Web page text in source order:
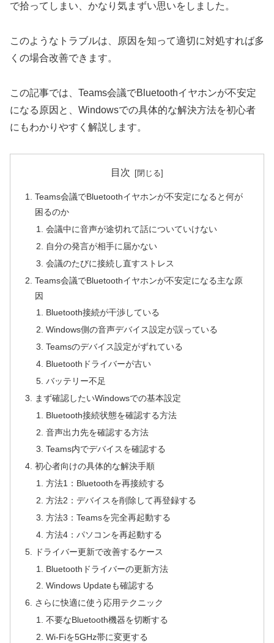
で拾ってしまい、かなり気まずい思いをしました。
このようなトラブルは、原因を知って適切に対処すれば多
くの場合改善できます。
この記事では、Teams会議でBluetoothイヤホンが不安定
になる原因と、Windowsでの具体的な解決方法を初心者
にもわかりやすく解説します。
目次
Teams会議でBluetoothイヤホンが不安定になると何が
困るのか
会議中に音声が途切れて話についていけない
自分の発言が相手に届かない
会議のたびに接続し直すストレス
Teams会議でBluetoothイヤホンが不安定になる主な原
因
Bluetooth接続が干渉している
Windows側の音声デバイス設定が誤っている
Teamsのデバイス設定がずれている
Bluetoothドライバーが古い
バッテリー不足
まず確認したいWindowsでの基本設定
Bluetooth接続状態を確認する方法
音声出力先を確認する方法
Teams内でデバイスを確認する
初心者向けの具体的な解決手順
方法1：Bluetoothを再接続する
方法2：デバイスを削除して再登録する
方法3：Teamsを完全再起動する
方法4：パソコンを再起動する
ドライバー更新で改善するケース
Bluetoothドライバーの更新方法
Windows Updateも確認する
さらに快適に使う応用テクニック
不要なBluetooth機器を切断する
Wi-Fiを5GHz帯に変更する